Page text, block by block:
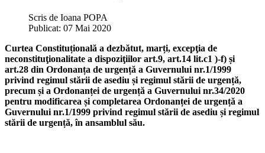
Scris de Ioana POPA
Publicat: 07 Mai 2020
Curtea Constituțională a dezbătut, marți, excepţia de
neconstituţionalitate a dispoziţiilor art.9, art.14 lit.c1 )-f) și
art.28 din Ordonanța de urgență a Guvernului nr.1/1999
privind regimul stării de asediu și regimul stării de urgență,
precum și a Ordonanței de urgență a Guvernului nr.34/2020
pentru modificarea și completarea Ordonanței de urgență a
Guvernului nr.1/1999 privind regimul stării de asediu și regimul
stării de urgență, în ansamblul său.